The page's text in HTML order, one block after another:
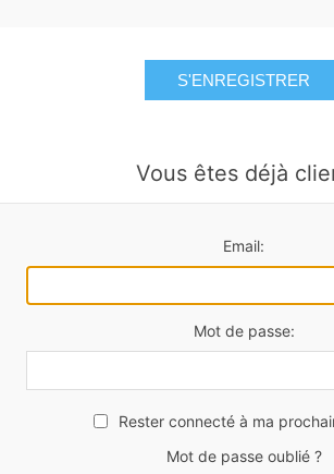
S'ENREGISTRER
Vous êtes déjà
Email:
Mot de passe:
Rester connecté à ma
Mot de passe oublié ?